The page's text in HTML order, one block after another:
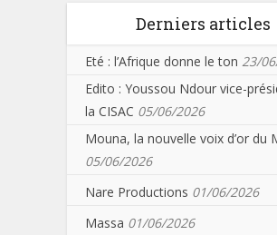
Derniers articles
Eté : l’Afrique donne le ton 23/
Edito : Youssou Ndour vice-
la CISAC 05/06/2026
Mouna, la nouvelle voix d’or du
05/06/2026
Nare Productions 01/06/2026
Massa 01/06/2026